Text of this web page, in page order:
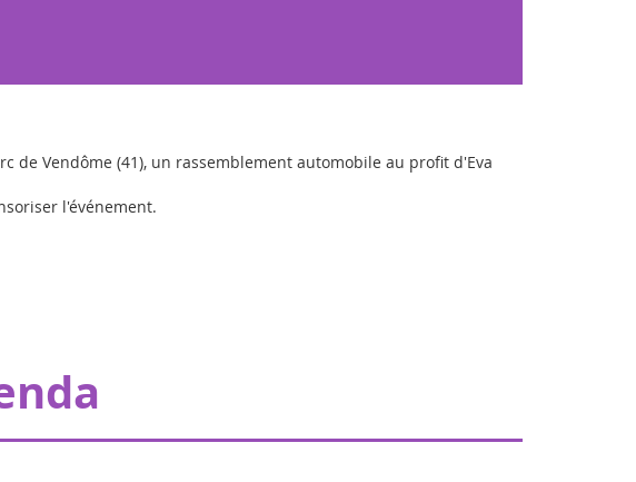
de Vendôme (41), un rassemblement automobile au profit d'Eva
l'événement.